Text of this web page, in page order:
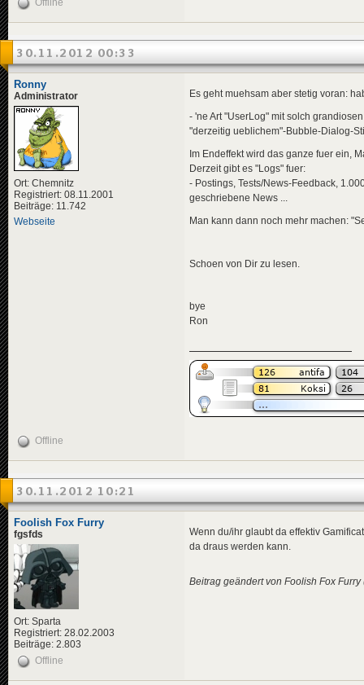
30.11.2012 00:33
Ronny
Administrator
Ort: Chemnitz
Registriert: 08.11.2001
Beiträge: 11.742
Webseite
Es geht muehsam aber stetig voran:
- 'ne Art "UserLog" mit solch
"derzeitig ueblichem"-Bubble-Dialog-
Im Endeffekt wird das ganze fuer ein,
Derzeit gibt es "Logs" fuer:
- Postings, Tests/News-Feedback,
geschriebene News ...
Man kann dann noch mehr machen:
Schoen von Dir zu lesen.
bye
Ron
Offline
30.11.2012 10:21
Foolish Fox Furry
fgsfds
Ort: Sparta
Registriert: 28.02.2003
Beiträge: 2.803
Wenn du/ihr glaubt da effektiv
da draus werden kann.
Beitrag geändert von Foolish Fox
Offline